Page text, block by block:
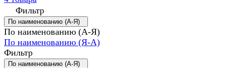
Фильтр
По наименованию (А-Я)
По наименованию (А-Я)
По наименованию (Я-А)
Фильтр
По наименованию (А-Я)